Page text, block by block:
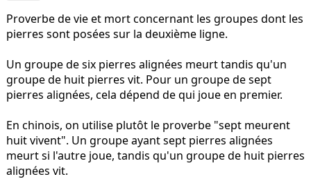
Proverbe de vie et mort concernant les groupes dont les
pierres sont posées sur la deuxième ligne.
Un groupe de six pierres alignées meurt tandis qu'un
groupe de huit pierres vit. Pour un groupe de sept
pierres alignées, cela dépend de qui joue en premier.
En chinois, on utilise plutôt le proverbe "sept meurent
huit vivent". Un groupe ayant sept pierres alignées
meurt si l'autre joue, tandis qu'un groupe de huit pierres
alignées vit.